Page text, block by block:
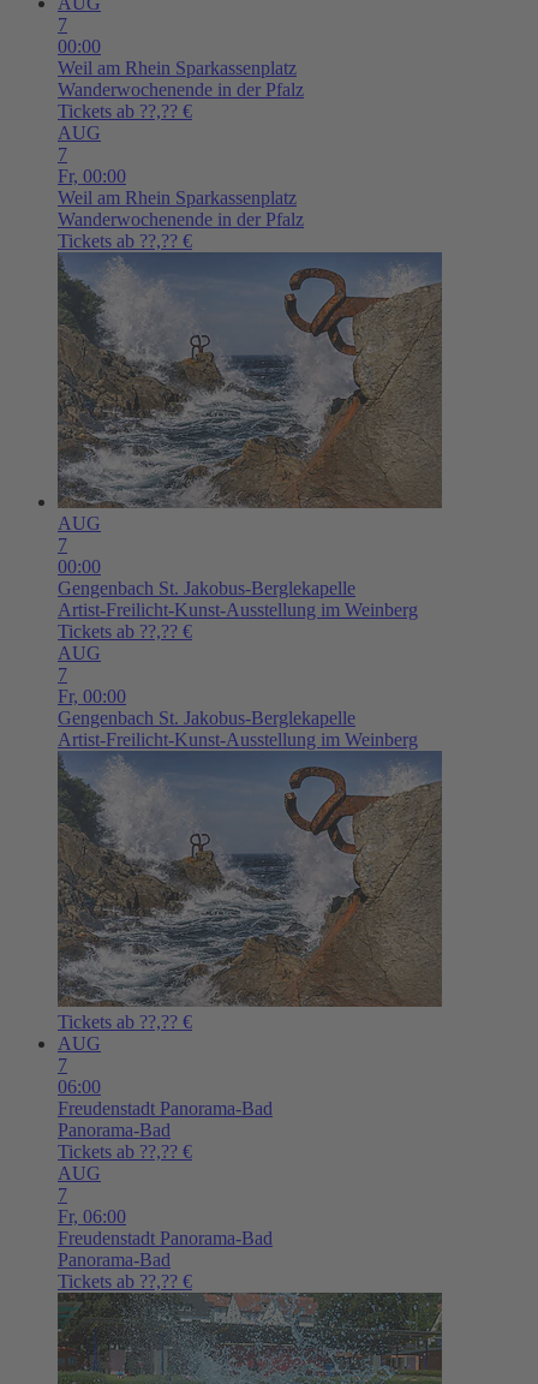
7
00:00
Weil am Rhein Sparkassenplatz
Wanderwochenende in der Pfalz
Tickets ab ??,?? €
AUG
7
Fr, 00:00
Weil am Rhein Sparkassenplatz
Wanderwochenende in der Pfalz
Tickets ab ??,?? €
AUG
7
00:00
Gengenbach St. Jakobus-Berglekapelle
Artist-Freilicht-Kunst-Ausstellung im Weinberg
Tickets ab ??,?? €
AUG
7
Fr, 00:00
Gengenbach St. Jakobus-Berglekapelle
Artist-Freilicht-Kunst-Ausstellung im Weinberg
Tickets ab ??,?? €
AUG
7
06:00
Freudenstadt Panorama-Bad
Panorama-Bad
Tickets ab ??,?? €
AUG
7
Fr, 06:00
Freudenstadt Panorama-Bad
Panorama-Bad
Tickets ab ??,?? €